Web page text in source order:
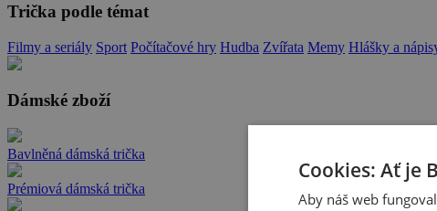
Trička podle témat
Filmy a seriály Sport Počítačové hry Hudba Zvířata Memy Hlášky a
Dámské zboží
Bavlněná dámská trička
Prémiová dámská trička
Cookies: Ať je
Aby náš web